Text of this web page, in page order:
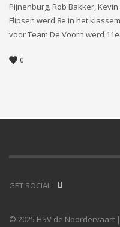
Pijnenburg, Rob Bakker,
Flipsen werd 8e in het
voor Team De Voorn werd
0
GET SOCIAL
© 2025 HSV de Noordervaart